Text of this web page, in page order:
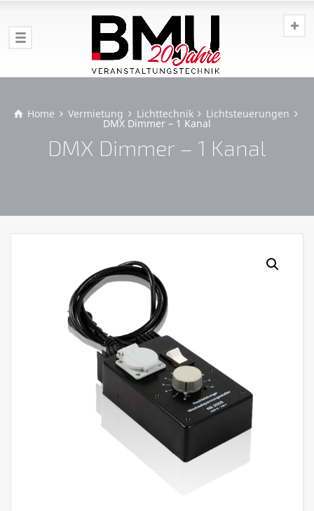
Home Vermietung Lichttechnik Lichtsteuerungen
DMX Dimmer – 1 Kanal
DMX Dimmer – 1 Kanal